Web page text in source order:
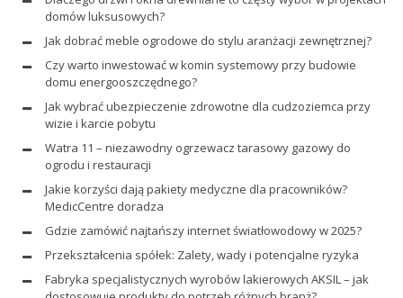
domów luksusowych?
Jak dobrać meble ogrodowe do stylu aranżacji zewnętrznej?
Czy warto inwestować w komin systemowy przy budowie
domu energooszczędnego?
Jak wybrać ubezpieczenie zdrowotne dla cudzoziemca przy
wizie i karcie pobytu
Watra 11 – niezawodny ogrzewacz tarasowy gazowy do
ogrodu i restauracji
Jakie korzyści dają pakiety medyczne dla pracowników?
MedicCentre doradza
Gdzie zamówić najtańszy internet światłowodowy w 2025?
Przekształcenia spółek: Zalety, wady i potencjalne ryzyka
Fabryka specjalistycznych wyrobów lakierowych AKSIL – jak